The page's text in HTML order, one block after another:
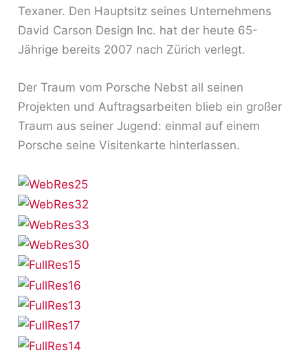
Texaner. Den Hauptsitz seines Unternehmens
David Carson Design Inc. hat der heute 65-
Jährige bereits 2007 nach Zürich verlegt.
Der Traum vom Porsche Nebst all seinen
Projekten und Auftragsarbeiten blieb ein großer
Traum aus seiner Jugend: einmal auf einem
Porsche seine Visitenkarte hinterlassen.